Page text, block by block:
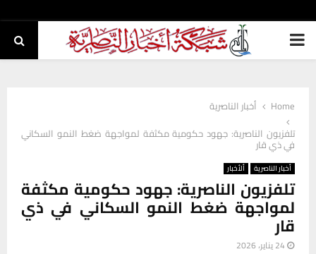
PRIMARY
Home
أخبار الناصرية
تلفزيون الناصرية: جهود حكومية مكثفة لمواجهة ضغط النمو السكاني
في ذي قار
أخبار الناصرية ألأخبار
تلفزيون الناصرية: جهود حكومية مكثفة
لمواجهة ضغط النمو السكاني في ذي
قار
24 يناير، 2026